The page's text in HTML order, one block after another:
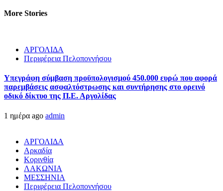
More Stories
ΑΡΓΟΛΙΔΑ
Περιφέρεια Πελοποννήσου
Υπεγράφη σύμβαση προϋπολογισμού 450.000 ευρώ που αφορά
παρεμβάσεις ασφαλτόστρωσης και συντήρησης στο ορεινό
οδικό δίκτυο της Π.Ε. Αργολίδας
1 ημέρα ago admin
ΑΡΓΟΛΙΔΑ
Αρκαδία
Κορινθία
ΛΑΚΩΝΙΑ
ΜΕΣΣΗΝΙΑ
Περιφέρεια Πελοποννήσου